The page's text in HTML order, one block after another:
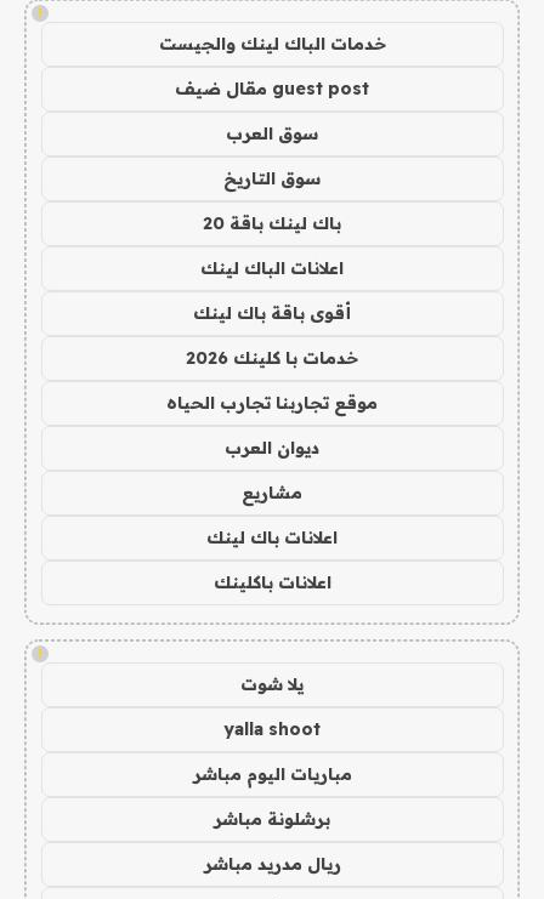
!
خدمات الباك لينك والجيست
guest post مقال ضيف
سوق العرب
سوق التاريخ
باك لينك باقة 20
اعلانات الباك لينك
أقوى باقة باك لينك
خدمات با كلينك 2026
موقع تجاربنا تجارب الحياه
ديوان العرب
مشاريع
اعلانات باك لينك
اعلانات باكلينك
!
يلا شوت
yalla shoot
مباريات اليوم مباشر
برشلونة مباشر
ريال مدريد مباشر